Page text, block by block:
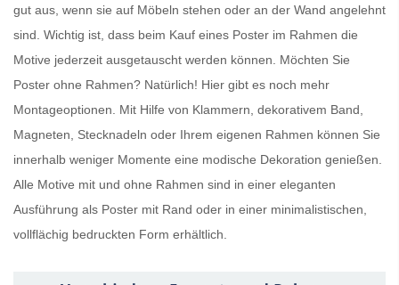
gut aus, wenn sie auf Möbeln stehen oder an der Wand angelehnt
sind. Wichtig ist, dass beim Kauf eines Poster im Rahmen die
Motive jederzeit ausgetauscht werden können. Möchten Sie
Poster ohne Rahmen? Natürlich! Hier gibt es noch mehr
Montageoptionen. Mit Hilfe von Klammern, dekorativem Band,
Magneten, Stecknadeln oder Ihrem eigenen Rahmen können Sie
innerhalb weniger Momente eine modische Dekoration genießen.
Alle Motive mit und ohne Rahmen sind in einer eleganten
Ausführung als Poster mit Rand oder in einer minimalistischen,
vollflächig bedruckten Form erhältlich.